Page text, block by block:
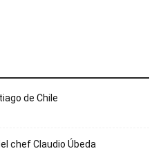
de Chile
chef Claudio Úbeda